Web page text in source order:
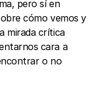
pero sí en
cómo vemos y
mirada crítica
cara a
o no